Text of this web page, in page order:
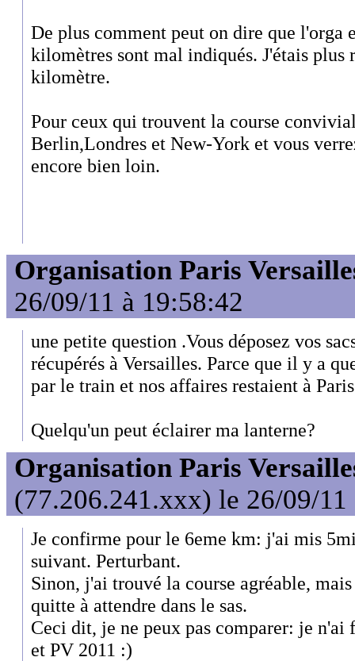
De plus comment peut on dire que l'orga
kilomètres sont mal indiqués. J'étais plus
kilomètre.
Pour ceux qui trouvent la course
Berlin,Londres et New-York et vous
encore bien loin.
Organisation Paris
26/09/11 à 19:58:42
une petite question .Vous déposez vos
récupérés à Versailles. Parce que il y a
par le train et nos affaires restaient à
Quelqu'un peut éclairer ma lanterne?
Organisation Paris
(77.206.241.xxx) le 26/09/11
Je confirme pour le 6eme km: j'ai mis
suivant. Perturbant.
Sinon, j'ai trouvé la course agréable,
quitte à attendre dans le sas.
Ceci dit, je ne peux pas comparer: je n'ai
et PV 2011 :)